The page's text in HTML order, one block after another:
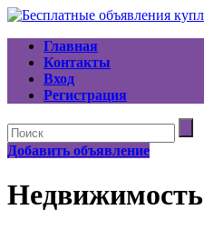
Главная
Контакты
Вход
Регистрация
Добавить объявление
Недвижимость